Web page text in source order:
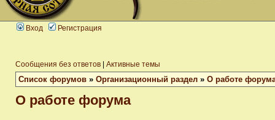
Вход Регистрация
Сообщения без ответов Активные темы
Список форумов » Организационный раздел » О работе
О работе форума